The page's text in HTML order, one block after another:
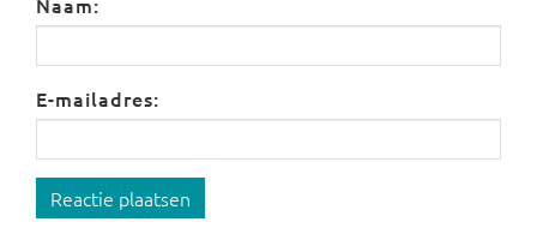
E-mailadres:
Reactie plaatsen